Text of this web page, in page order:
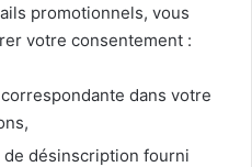
promotionnels, vous
votre consentement :
dans votre
désinscription fourni